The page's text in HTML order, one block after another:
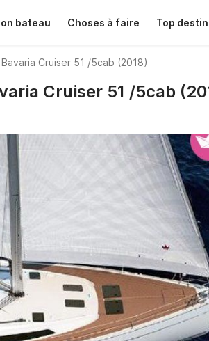
bateau Choses à faire Top
Bavaria Cruiser 51 /5cab (2018)
Cruiser 51 /5cab